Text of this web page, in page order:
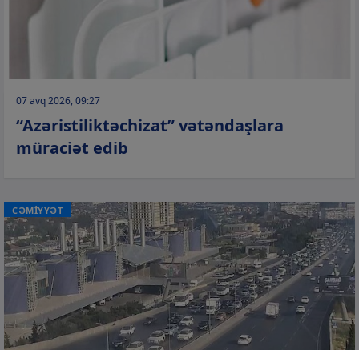
07 avq 2026, 09:27
“Azəristiliktəchizat” vətəndaşlara
müraciət edib
CƏMİYYƏT